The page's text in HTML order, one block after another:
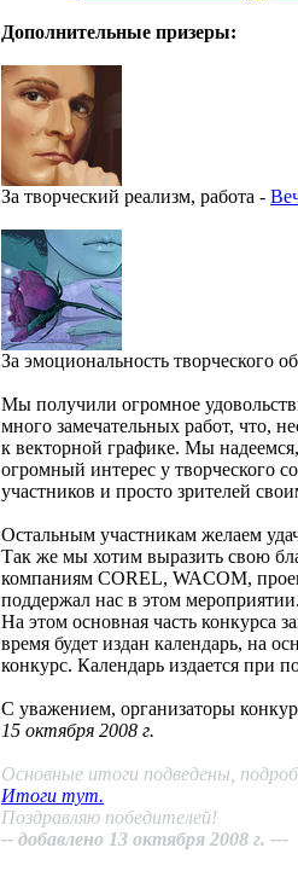
Дополнительные призеры:
За творческий реализм, работа -
За эмоциональность творческого
Мы получили огромное
много замечательных работ, что,
к векторной графике. Мы
огромный интерес у творческого
участников и просто зрителей
Остальным участникам желаем
Так же мы хотим выразить свою
компаниям COREL, WACOM,
поддержал нас в этом
На этом основная часть конкурса
время будет издан календарь, на
конкурс. Календарь издается при
С уважением, организаторы
15 октября 2008 г.
Основные итоги подведены,
Итоги тут.
Поздравляю победителей!
-- добавлено 13 октября 2008 г. ---